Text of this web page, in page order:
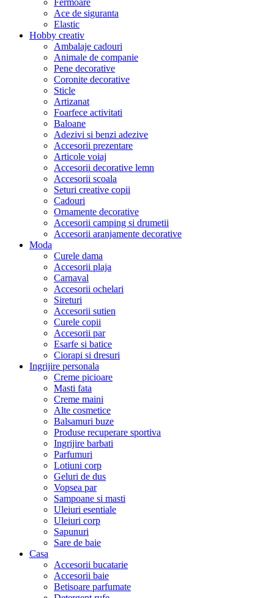
Fermoare
Ace de siguranta
Elastic
Hobby creativ
Ambalaje cadouri
Animale de companie
Pene decorative
Coronite decorative
Sticle
Artizanat
Foarfece activitati
Baloane
Adezivi si benzi adezive
Accesorii prezentare
Articole voiaj
Accesorii decorative lemn
Accesorii scoala
Seturi creative copii
Cadouri
Ornamente decorative
Accesorii camping si drumetii
Accesorii aranjamente decorative
Moda
Curele dama
Accesorii plaja
Carnaval
Accesorii ochelari
Sireturi
Accesorii sutien
Curele copii
Accesorii par
Esarfe si batice
Ciorapi si dresuri
Ingrijire personala
Creme picioare
Masti fata
Creme maini
Alte cosmetice
Balsamuri buze
Produse recuperare sportiva
Ingrijire barbati
Parfumuri
Lotiuni corp
Geluri de dus
Vopsea par
Sampoane si masti
Uleiuri esentiale
Uleiuri corp
Sapunuri
Sare de baie
Casa
Accesorii bucatarie
Accesorii baie
Betisoare parfumate